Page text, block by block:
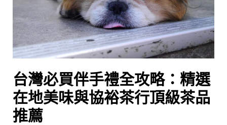
台灣必買伴手禮全攻略：精選
在地美味與協裕茶行頂級茶品
推薦
攻
略：
精
在
地
美
味